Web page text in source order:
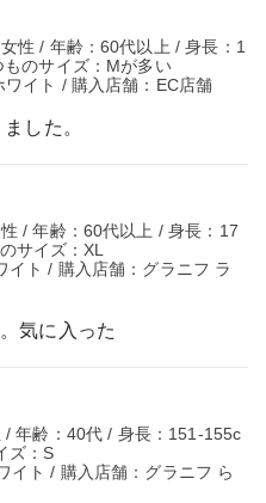
性 / 年齢：60代以上 / 身長：1
のサイズ：Mが多い
イト / 購入店舗：EC店舗
した。
/ 年齢：60代以上 / 身長：17
サイズ：XL
イト / 購入店舗：グラニフ ラ
気に入った
/ 年齢：40代 / 身長：151-155c
ズ：S
イト / 購入店舗：グラニフ ら